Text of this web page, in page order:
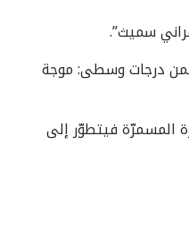
سميث”.
ضمن درجات وسطى: موجة
المسمرّة فيتطوّر إلى